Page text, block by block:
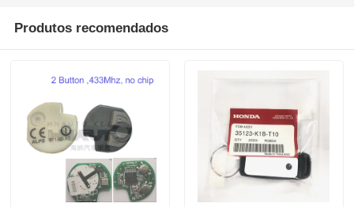
Produtos recomendados